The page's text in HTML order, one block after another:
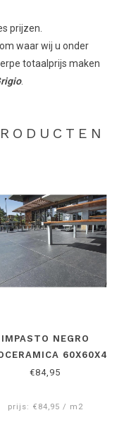
prijzen.
waar wij u onder
totaalprijs maken
.
IMPASTO NEGRO
60X60X4
CM
€84,95
prijs: €84,95 / m2